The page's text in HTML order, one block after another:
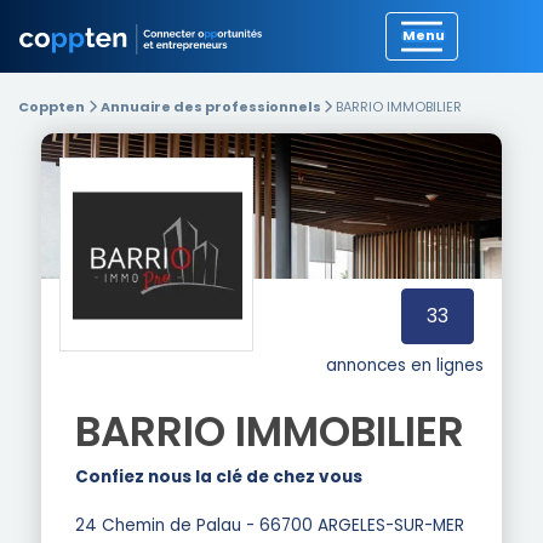
Coppten Annuaire des professionnels BARRIO IMMOBILIER
33
annonces en lignes
BARRIO IMMOBILIER
Confiez nous la clé de chez vous
24 Chemin de Palau - 66700 ARGELES-SUR-MER